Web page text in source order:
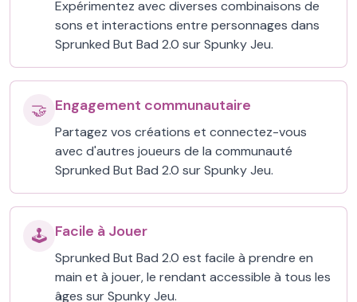
Expérimentez avec diverses combinaisons de
sons et interactions entre personnages dans
Sprunked But Bad 2.0 sur Spunky Jeu.
🤝 Engagement communautaire
Partagez vos créations et connectez-vous
avec d'autres joueurs de la communauté
Sprunked But Bad 2.0 sur Spunky Jeu.
🕹️ Facile à Jouer
Sprunked But Bad 2.0 est facile à prendre en
main et à jouer, le rendant accessible à tous les
âges sur Spunky Jeu.